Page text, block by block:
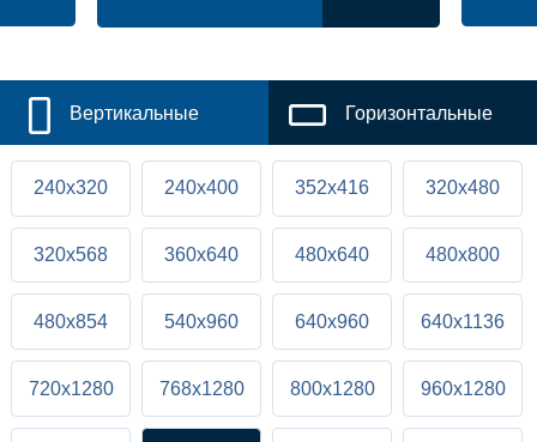
Вертикальные Горизонтальные
240x320 240x400 352x416 320x480
320x568 360x640 480x640 480x800
480x854 540x960 640x960 640x1136
720x1280 768x1280 800x1280 960x1280